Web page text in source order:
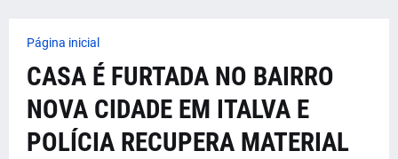
Página inicial
CASA É FURTADA NO BAIRRO
NOVA CIDADE EM ITALVA E
POLÍCIA RECUPERA MATERIAL